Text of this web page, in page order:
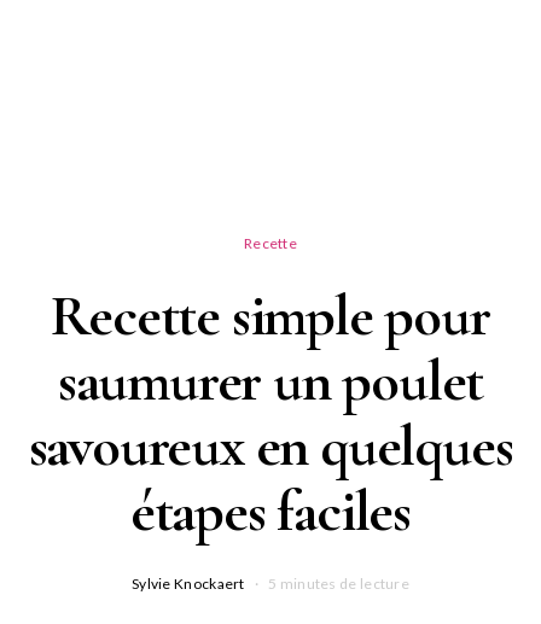
Recette
Recette simple pour
saumurer un poulet
savoureux en quelques
étapes faciles
Sylvie Knockaert 5 minutes de lecture